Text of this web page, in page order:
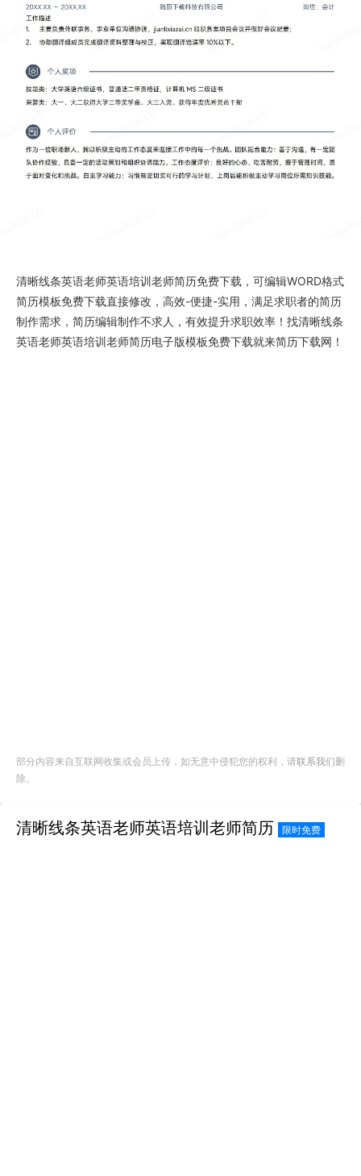
清晰线条英语老师英语培训老师简历免费下载 ，可编辑WORD格式
简历模板免费下载直接修改，高效-便捷-实用，满足求职者的简历
制作需求，简历编辑制作不求人，有效提升求职效率！找清晰线条
英语老师英语培训老师简历电子版模板免费下载就来简历下载网 ！
部分内容来自互联网收集或会员上传，如无意中侵犯您的权利，请联系我们删
除。
清晰线条英语老师英语培训老师简历 限时免费